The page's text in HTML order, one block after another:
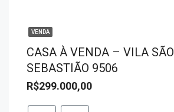
VENDA
CASA À VENDA – VILA SÃO
SEBASTIÃO 9506
R$299.000,00